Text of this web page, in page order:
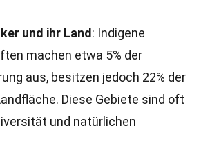
und ihr Land : Indigene
machen etwa 5% der
aus, besitzen jedoch 22% der
Diese Gebiete sind oft
und natürlichen